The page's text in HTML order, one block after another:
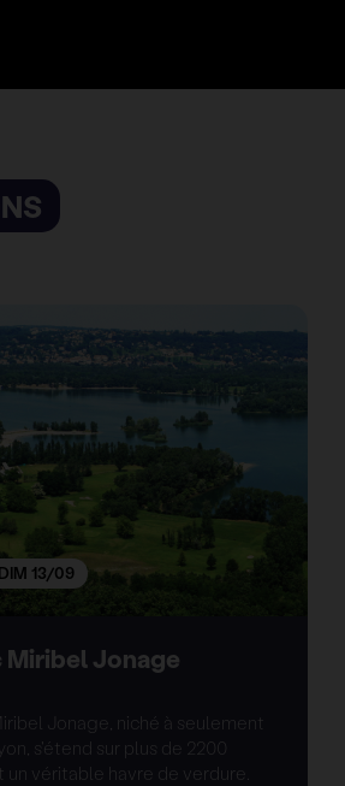
DIM 13/09
Miribel Jonage
Jonage, niché à seulement
s'étend sur plus de 2200
un véritable havre de verdure.